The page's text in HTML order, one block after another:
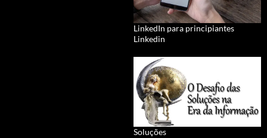
LinkedIn para principiantes
Linkedin
Soluções